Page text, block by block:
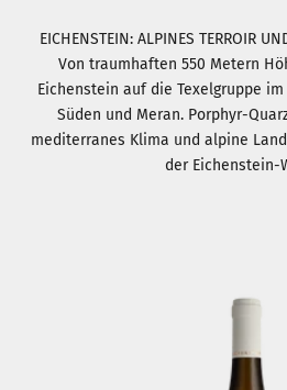
EICHENSTEIN: ALPINES TERROIR
Von traumhaften 550 Metern
Eichenstein auf die Texelgruppe
Süden und Meran. Porphyr-
mediterranes Klima und alpine
der Eichenstein-